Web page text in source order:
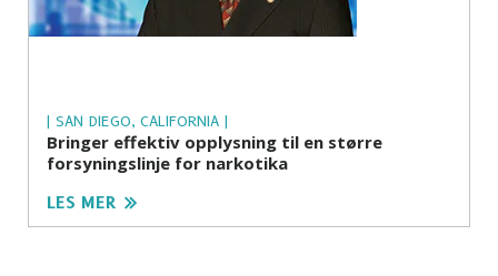
| SAN DIEGO, CALIFORNIA |
Bringer effektiv opplysning til en større
forsyningslinje for narkotika
LES MER